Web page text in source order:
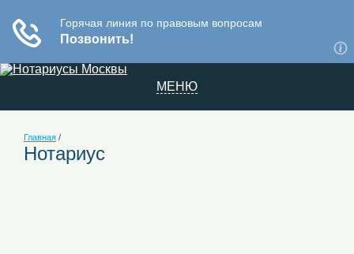
МЕНЮ
Главная /
Нотариус